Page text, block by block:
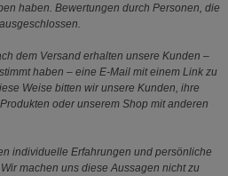
haben. Bewertungen durch Personen, die
dem Versand erhalten unsere Kunden –
haben – eine E-Mail mit einem Link zu
Weise bitten wir unsere Kunden, ihre
oder unserem Shop mit anderen
individuelle Erfahrungen und persönliche
machen uns diese Aussagen nicht zu